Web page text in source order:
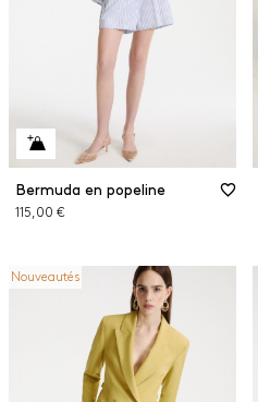
Bermuda en popeline
115,00 €
Nouveautés